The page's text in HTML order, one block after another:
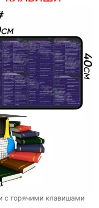
с горячими клавишами